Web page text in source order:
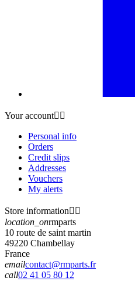
Your account 
Personal info
Orders
Credit slips
Addresses
Vouchers
My alerts
Store information 
location_onrmparts
10 route de saint martin
49220 Chambellay
France
emailcontact@rmparts.fr
call02 41 05 80 12